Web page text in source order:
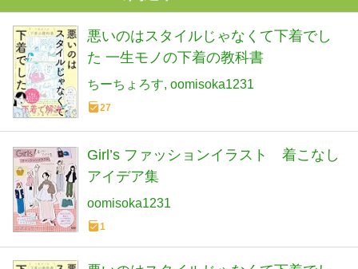
悪いのはスタイルじゃなくて下着でし
た 一生モノの下着の教科書
ちーちょろす oomisoka1231
27
Girl’s ファッションイラスト 着こなし
アイデア集
oomisoka1231
1